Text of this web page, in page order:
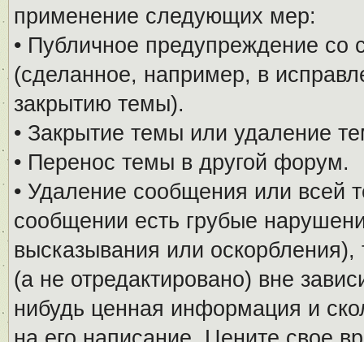
применение следующих мер:
• Публичное предупреждение
(сделанное, например, в
закрытию темы).
• Закрытие темы или удаление
• Перенос темы в другой форум.
• Удаление сообщения или всей
сообщении есть грубые
высказывания или
(а не отредактировано) вне
нибудь ценная информация и